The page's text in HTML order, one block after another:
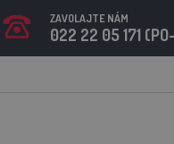
ZAVOLAJTE NÁM
022 22 05 171